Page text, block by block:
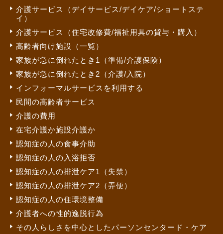
介護サービス（デイサービス/デイケア/ショートステ
イ）
介護サービス（住宅改修費/福祉用具の貸与・購入）
高齢者向け施設（一覧）
家族が急に倒れたとき1（準備/介護保険）
家族が急に倒れたとき2（介護/入院）
インフォーマルサービスを利用する
民間の高齢者サービス
介護の費用
在宅介護か施設介護か
認知症の人の食事介助
認知症の人の入浴拒否
認知症の人の排泄ケア1（失禁）
認知症の人の排泄ケア2（弄便）
認知症の人の住環境整備
介護者への性的逸脱行為
その人らしさを中心としたパーソンセンタード・ケア